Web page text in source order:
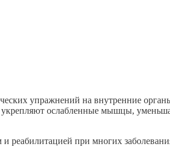
упражнений на внутренние
укрепляют ослабленные мышцы,
при многих